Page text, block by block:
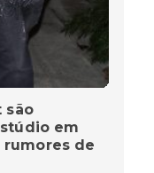
são
em
rumores de